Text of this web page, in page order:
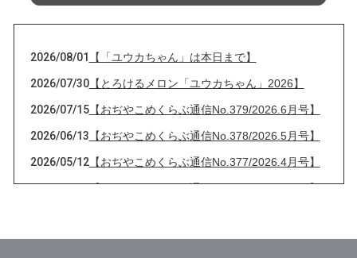
2026/08/01 【「ユウカちゃん」は本日まで】
2026/07/30【とろけるメロン「ユウカちゃん」2026】
2026/07/15【おぢやこめくらぶ通信No.379/2026.6月号】
2026/06/13 【おぢやこめくらぶ通信No.378/2026.5月号】
2026/05/12【おぢやこめくらぶ通信No.377/2026.4月号】
2026/04/13【おぢやこめくらぶ通信No.376/2026.3月号】
2026/02/08大雪と【おぢやこめくらぶ通信No.374/2026.1